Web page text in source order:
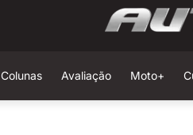
Colunas Avaliação Moto+